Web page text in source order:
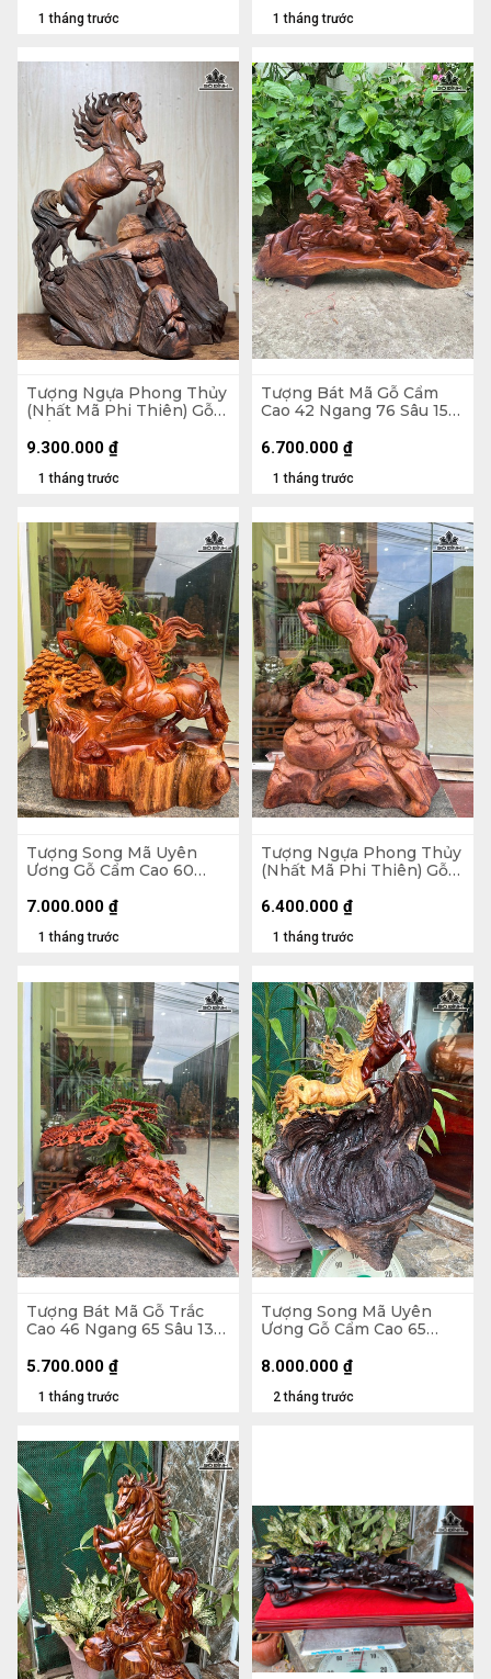
1 tháng trước 1 tháng trước
Tượng Ngựa Phong Thủy
(Nhất Mã Phi Thiên) Gỗ
Trắc Cao 48 Ngang 35
Sâu 17 (cm)
1 tháng trước
9.300.000 ₫
Tượng Bát Mã Gỗ Cẩm
Cao 42 Ngang 76 Sâu 15
1 tháng trước
6.700.000 ₫
Tượng Song Mã Uyên
Ương Gỗ Cẩm Cao 60
1 tháng trước
7.000.000 ₫
Tượng Ngựa Phong Thủy
(Nhất Mã Phi Thiên) Gỗ
Sâu 20 (cm)
1 tháng trước
6.400.000 ₫
Tượng Bát Mã Gỗ Trắc
Cao 46 Ngang 65 Sâu 13
1 tháng trước
5.700.000 ₫
Tượng Song Mã Uyên
Ương Gỗ Cẩm Cao 65
2 tháng trước
8.000.000 ₫